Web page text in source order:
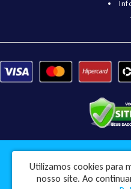
Pneumatix Soluções
Rua Engenheiro Balduino, 73 -
Utilizamos cookies para
nosso site. Ao